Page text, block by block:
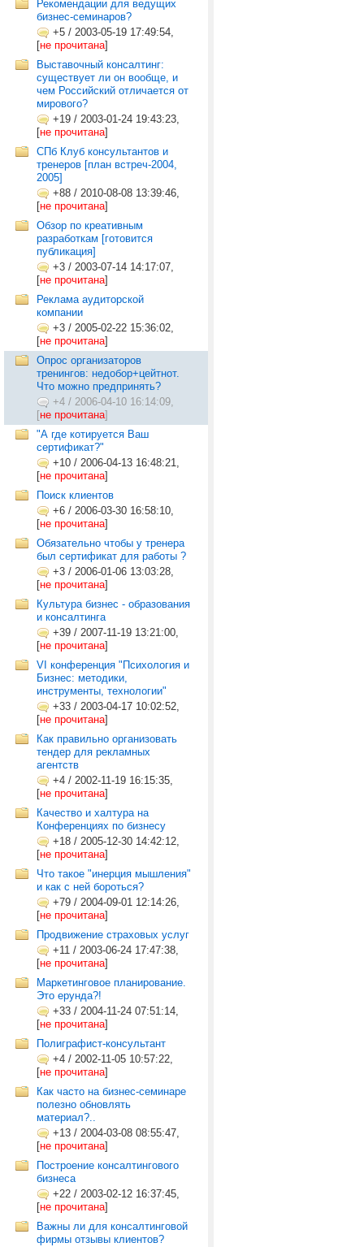
Рекомендации для ведущих
бизнес-семинаров?
+5 / 2003-05-19 17:49:54,
[не прочитана]
Выставочный консалтинг:
существует ли он вообще, и
чем Российский отличается от
мирового?
+19 / 2003-01-24 19:43:23,
[не прочитана]
СПб Клуб консультантов и
тренеров [план встреч-2004,
2005]
+88 / 2010-08-08 13:39:46,
[не прочитана]
Обзор по креативным
разработкам [готовится
публикация]
+3 / 2003-07-14 14:17:07,
[не прочитана]
Реклама аудиторской
компании
+3 / 2005-02-22 15:36:02,
[не прочитана]
Опрос организаторов
тренингов: недобор+цейтнот.
Что можно предпринять?
+4 / 2006-04-10 16:14:09,
[не прочитана]
"А где котируется Ваш
сертификат?"
+10 / 2006-04-13 16:48:21,
[не прочитана]
Поиск клиентов
+6 / 2006-03-30 16:58:10,
[не прочитана]
Обязательно чтобы у тренера
был сертификат для работы ?
+3 / 2006-01-06 13:03:28,
[не прочитана]
Культура бизнес - образования
и консалтинга
+39 / 2007-11-19 13:21:00,
[не прочитана]
VI конференция "Психология и
Бизнес: методики,
инструменты, технологии"
+33 / 2003-04-17 10:02:52,
[не прочитана]
Как правильно организовать
тендер для рекламных
агентств
+4 / 2002-11-19 16:15:35,
[не прочитана]
Качество и халтура на
Конференциях по бизнесу
+18 / 2005-12-30 14:42:12,
[не прочитана]
Что такое "инерция мышления"
и как с ней бороться?
+79 / 2004-09-01 12:14:26,
[не прочитана]
Продвижение страховых услуг
+11 / 2003-06-24 17:47:38,
[не прочитана]
Маркетинговое планирование.
Это ерунда?!
+33 / 2004-11-24 07:51:14,
[не прочитана]
Полиграфист-консультант
+4 / 2002-11-05 10:57:22,
[не прочитана]
Как часто на бизнес-семинаре
полезно обновлять
материал?..
+13 / 2004-03-08 08:55:47,
[не прочитана]
Построение консалтингового
бизнеса
+22 / 2003-02-12 16:37:45,
[не прочитана]
Важны ли для консалтинговой
фирмы отзывы клиентов?